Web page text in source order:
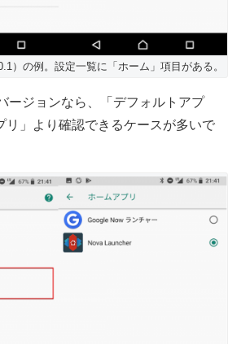
）の例。設定一覧に「ホーム」項目がある。
ージョンなら、「デフォルトアプ
」より確認できるケースが多いで